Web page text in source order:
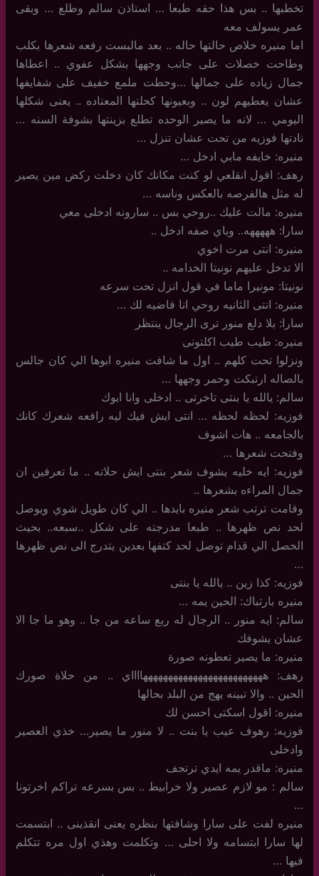
تخطبها .. بس هذا حقه طبعا … استاذن سالم وطلع … وبقى
عمر يسولف معه
اما منيره خلاص حالتها حاله .. بعد مالبست رفعه شعرها بكلب
وطاحت خصلات على جانب وجهها بشكل عفوي .. اعطاها
جمال زياده على جمالها …وحطت ملمع خفيف على شفايفها
عشان يعطيهم لون .. وبعيونها كحلتها المعتاده .. يعنى شكلها
اليومي … لانه ما يصير الوحده تطلع بزينتها بشوفة السنه …
نادتها فوزيه من تحت عشان تنزل …
منيره: خايفه مابي ادخل …
رهف: اقول انقلعي لو كنت مكانك كان دخلت ركض مين يصير
له مثل هالفرصه بالعكس وناسه …
منيره: مالت عليك ..روحي بس .. سارونه ادخلى معي
سارا: هههههه.. وباي صفه ادخل ..
منيره: انتى مرت اخوي
الا تدخل عليهم نونيتا الخدامه ..
نونيتا: مونيرا ماما في قول انزل تحت سرعه
منيره: انتى الثانيه روحي انا فاضيه لك …
سارا: بلا دلع منور ترى الرجال ينتظر
منيره: طيب طيب اكلتونى
ونزلوا تحت كلهم .. اول ما شافت منيره ابوها الي كان جالس
بالصاله ارتبكت وحمر وجهها …
سالم: يالله يا بنتى تاخرتى .. ادخلى وانا ابوك
فوزيه: لحظه لحظه … انتى ايش فيك ليه رافعه شعرك كانك
بالجامعه .. هات اشوف
وفتحت شعرها …
فوزيه: ايه خليه يشوف شعر بنتى ايش حلاته .. ما تعرفين ان
جمال المراءه بشعرها ..
وقامت ترتب شعر منيره بايدها .. الي كان طويل شوي ويوصل
لحد نص ظهرها .. طبعا مدرجته على شكل ..سبعه.. بحيث
الخصل الي قدام توصل لحد كتفها بعدين يتدرج الى نص ظهرها
…
فوزيه: كذا زين .. يالله يا بنتى
منيره بارتباك: الحين يمه …
سالم: ايه منور .. الرجال له ربع ساعه من جا .. وهو ما جا الا
عشان يشوفك
منيره: ما يصير تعطونه صورة
رهف: هههههههههههههههههههههههههااااي .. من حلاة صورك
الحين .. والا تبينه يهج من البلد بحالها
منيره: اقول اسكتى احسن لك
فوزيه: رهوف عيب يا بنت .. لا منور ما يصير… خذي العصير
وادخلى
منيره: ماقدر يمه ايدي ترتجف
سالم : مو لازم عصير ولا خرابيط .. بس بسرعه تراكم اخرتونا
…
منيره لفت على سارا وشافتها بنظره يعنى انقذينى .. ابتسمت
لها سارا ابتسامه ولا احلى … وتكلمت وهذي اول مره تتكلم
فيها …